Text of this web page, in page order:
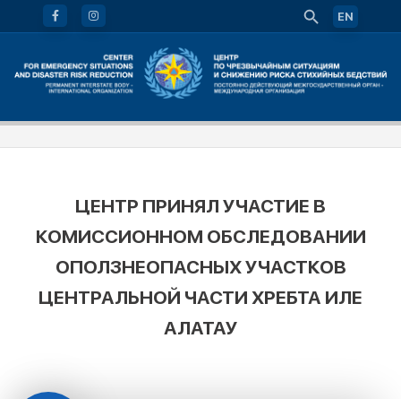
EN
ЦЕНТР ПРИНЯЛ УЧАСТИЕ В
КОМИССИОННОМ ОБСЛЕДОВАНИИ
ОПОЛЗНЕОПАСНЫХ УЧАСТКОВ
ЦЕНТРАЛЬНОЙ ЧАСТИ ХРЕБТА ИЛЕ
АЛАТАУ